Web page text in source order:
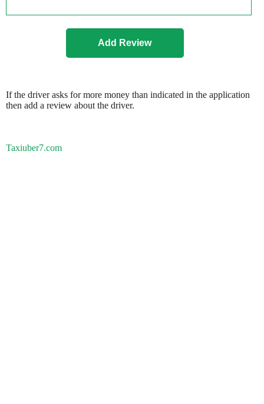
If the driver asks for more money than indicated in the application
then add a review about the driver.
Taxiuber7.com